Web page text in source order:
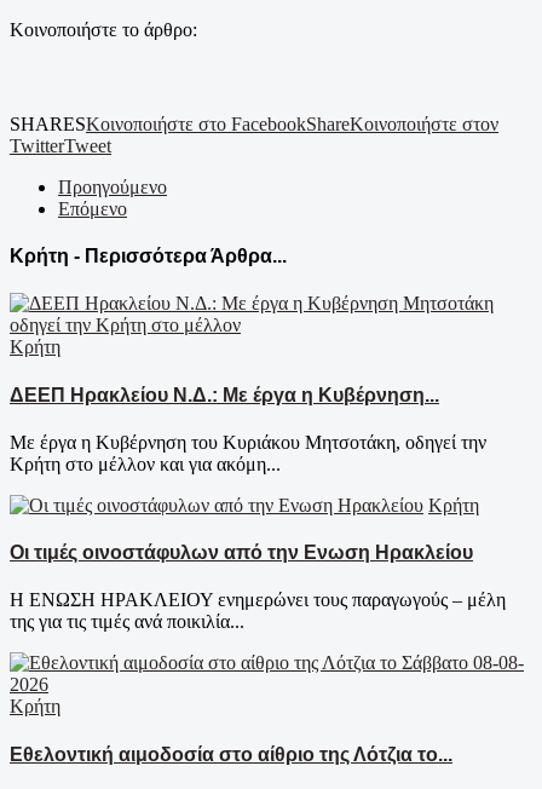
Κοινοποιήστε το άρθρο:
SHARESΚοινοποιήστε στο FacebookShareΚοινοποιήστε στον
TwitterTweet
Προηγούμενο
Επόμενο
Κρήτη - Περισσότερα Άρθρα...
Κρήτη
ΔΕΕΠ Ηρακλείου Ν.Δ.: Με έργα η Κυβέρνηση...
Με έργα η Κυβέρνηση του Κυριάκου Μητσοτάκη, οδηγεί την
Κρήτη στο μέλλον και για ακόμη...
Κρήτη
Οι τιμές οινοστάφυλων από την Ενωση Ηρακλείου
Η ΕΝΩΣΗ ΗΡΑΚΛΕΙΟΥ ενημερώνει τους παραγωγούς – μέλη
της για τις τιμές ανά ποικιλία...
Κρήτη
Εθελοντική αιμοδοσία στο αίθριο της Λότζια το...